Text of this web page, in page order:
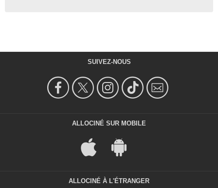
SUIVEZ-NOUS
ALLOCINÉ SUR MOBILE
ALLOCINÉ À L'ÉTRANGER